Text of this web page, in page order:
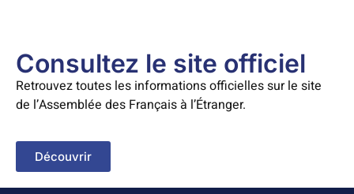
Consultez le site officiel
Retrouvez toutes les informations officielles sur le site
de l’Assemblée des Français à l’Étranger.
Découvrir